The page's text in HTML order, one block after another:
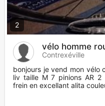
2
vélo homme
Contrexéville
bonjours je vend mon vélo
liv taille M 7 pinions AR 2
frein en excellant alita